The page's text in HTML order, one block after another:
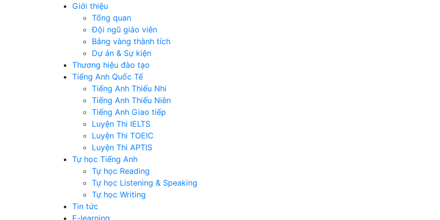
Giới thiệu
Tổng quan
Đội ngũ giáo viên
Bảng vàng thành tích
Dự án & Sự kiện
Thương hiệu đào tạo
Tiếng Anh Quốc Tế
Tiếng Anh Thiếu Nhi
Tiếng Anh Thiếu Niên
Tiếng Anh Giao tiếp
Luyện Thi IELTS
Luyện Thi TOEIC
Luyện Thi APTIS
Tự học Tiếng Anh
Tự học Reading
Tự học Listening & Speaking
Tự học Writing
Tin tức
E-learning